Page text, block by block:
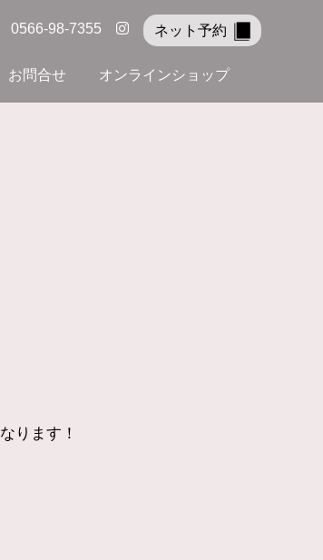
0566-98-7355 ネット予約
お問合せ オンラインショップ
ります！